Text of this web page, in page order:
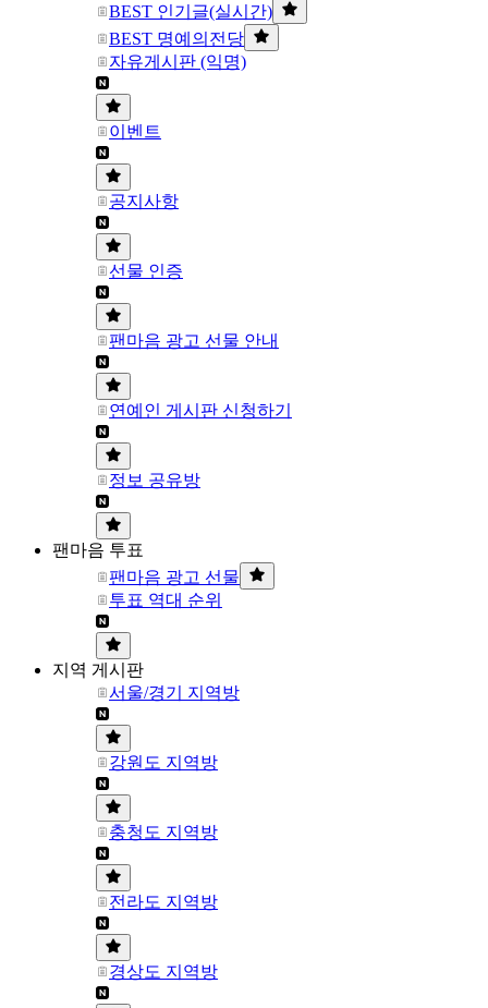
BEST 인기글(실시간)
BEST 명예의전당
자유게시판 (익명)
이벤트
공지사항
선물 인증
팬마음 광고 선물 안내
연예인 게시판 신청하기
정보 공유방
팬마음 투표
팬마음 광고 선물
투표 역대 순위
지역 게시판
서울/경기 지역방
강원도 지역방
충청도 지역방
전라도 지역방
경상도 지역방